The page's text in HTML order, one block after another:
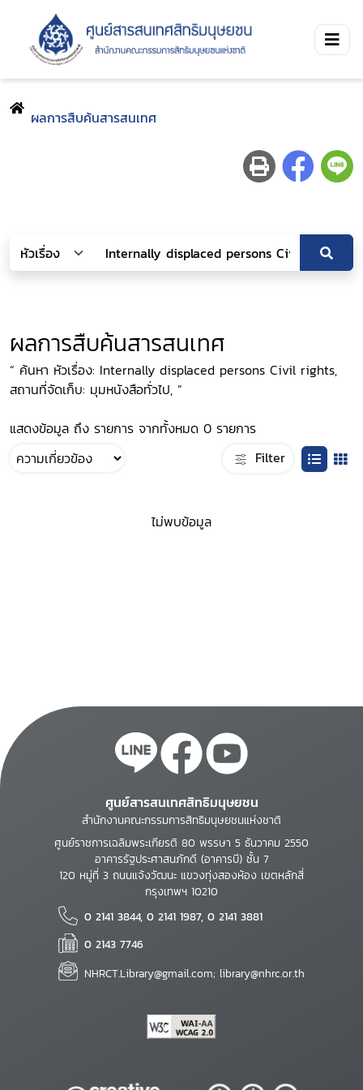
ผลการสืบค้นสารสนเทศ
ผลการสืบค้นสารสนเทศ
“ ค้นหา หัวเรื่อง: Internally displaced persons Civil rights,
สถานที่จัดเก็บ: มุมหนังสือทั่วไป, ”
แสดงข้อมูล ถึง รายการ จากทั้งหมด 0 รายการ
Filter
ไม่พบข้อมูล
ศูนย์สารสนเทศสิทธิมนุษยชน
สำนักงานคณะกรรมการสิทธิมนุษยชนแห่งชาติ
ศูนย์ราชการเฉลิมพระเกียรติ 80 พรรษา 5 ธันวาคม 2550
อาคารรัฐประศาสนภักดี (อาคารบี) ชั้น 7
120 หมู่ที่ 3 ถนนแจ้งวัฒนะ แขวงทุ่งสองห้อง เขตหลักสี่
กรุงเทพฯ 10210
0 2141 3844, 0 2141 1987, 0 2141 3881
0 2143 7746
NHRCT.Library@gmail.com; library@nhrc.or.th